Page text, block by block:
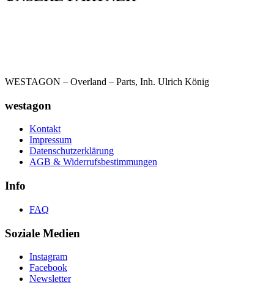
WESTAGON – Overland – Parts, Inh. Ulrich König
westagon
Kontakt
Impressum
Datenschutzerklärung
AGB & Widerrufsbestimmungen
Info
FAQ
Soziale Medien
Instagram
Facebook
Newsletter